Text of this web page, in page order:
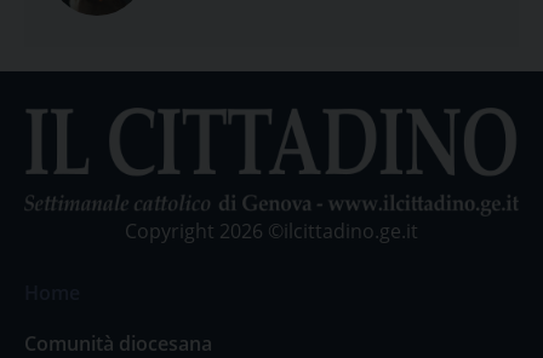
Copyright 2026 ©ilcittadino.ge.it
Comunità diocesana